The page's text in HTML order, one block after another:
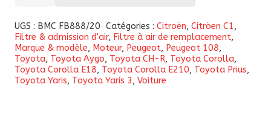
Filtre
à
air
haute
performance
UGS : BMC FB888/20 Catégories : Citroën, Citröen C1,
Filtre & admission d'air, Filtre à air de remplacement,
Marque & modèle, Moteur, Peugeot, Peugeot 108,
Toyota, Toyota Aygo, Toyota CH-R, Toyota Corolla,
Toyota Corolla E18, Toyota Corolla E210, Toyota Prius,
Toyota Yaris, Toyota Yaris 3, Voiture